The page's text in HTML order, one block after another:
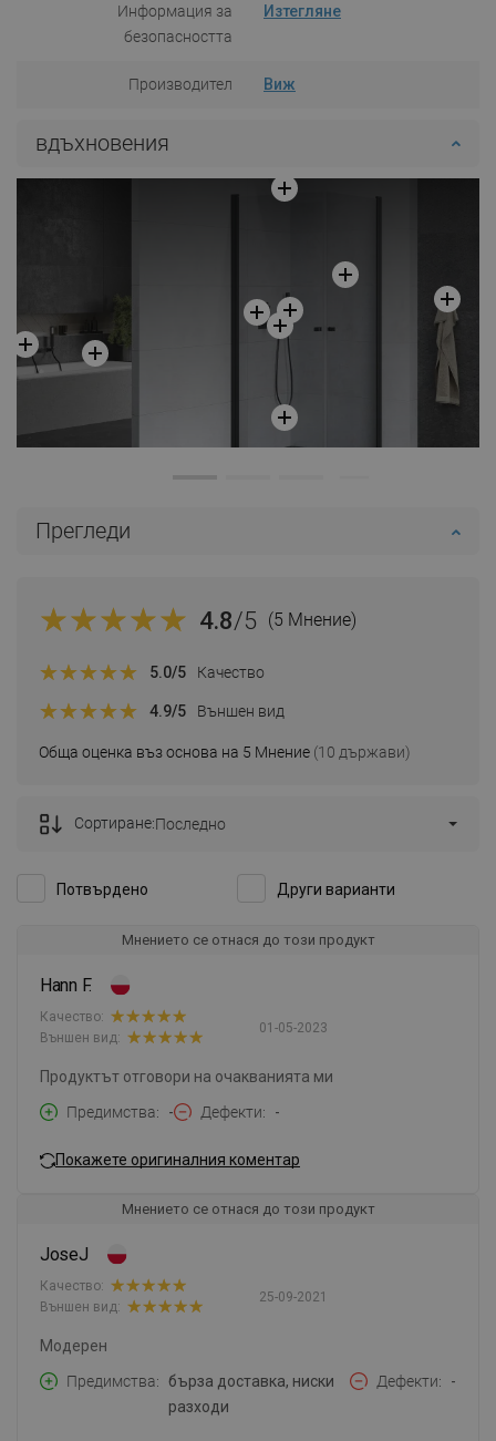
Информация за
безопасността
Изтегляне
Производител Виж
вдъхновения
Прегледи
4.8/5 (5 Мнение)
Обща оценка въз основа на 5 Мнение (10 държави)
5.0/5 Качество
4.9/5 Външен вид
Потвърдено Други варианти
Сортиране:Последно
Мнението се отнася до този продукт
Hann F.
01-05-2023
Качество:
Външен вид:
Продуктът отговори на очакванията ми
Предимства
- Дефекти -
Покажете оригиналния коментар
Мнението се отнася до този продукт
JoseJ
25-09-2021
Качество:
Външен вид:
Модерен
Предимства
бърза доставка, ниски
разходи
Дефекти -